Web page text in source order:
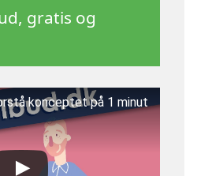
gratis og
konceptet på 1 minut